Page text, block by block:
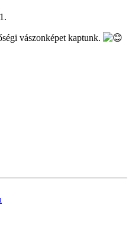
vászonképet kaptunk.